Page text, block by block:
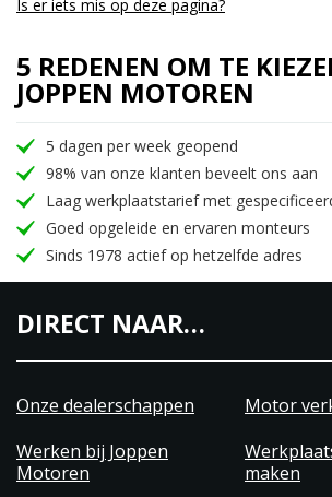
Is er iets mis op deze pagina?
5 REDENEN OM TE
JOPPEN MOTOREN
5 dagen per week geopend
98% van onze klanten beveelt ons aan
Laag werkplaatstarief met
Goed opgeleide en ervaren monteurs
Sinds 1978 actief op hetzelfde adres
DIRECT NAAR…
Onze dealerschappen
Motor
Werken bij Joppen
Motoren
maken